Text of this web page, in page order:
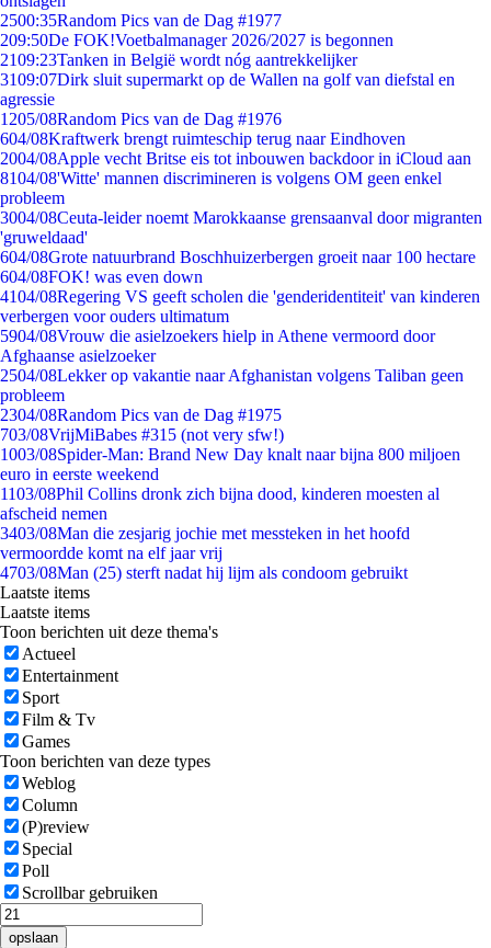
2500:35Random Pics van de Dag #1977
209:50De FOK!Voetbalmanager 2026/2027 is begonnen
2109:23Tanken in België wordt nóg aantrekkelijker
3109:07Dirk sluit supermarkt op de Wallen na golf van diefstal en
agressie
1205/08Random Pics van de Dag #1976
604/08Kraftwerk brengt ruimteschip terug naar Eindhoven
2004/08Apple vecht Britse eis tot inbouwen backdoor in iCloud aan
8104/08'Witte' mannen discrimineren is volgens OM geen enkel
probleem
3004/08Ceuta-leider noemt Marokkaanse grensaanval door migranten
'gruweldaad'
604/08Grote natuurbrand Boschhuizerbergen groeit naar 100 hectare
604/08FOK! was even down
4104/08Regering VS geeft scholen die 'genderidentiteit' van kinderen
verbergen voor ouders ultimatum
5904/08Vrouw die asielzoekers hielp in Athene vermoord door
Afghaanse asielzoeker
2504/08Lekker op vakantie naar Afghanistan volgens Taliban geen
probleem
2304/08Random Pics van de Dag #1975
703/08VrijMiBabes #315 (not very sfw!)
1003/08Spider-Man: Brand New Day knalt naar bijna 800 miljoen
euro in eerste weekend
1103/08Phil Collins dronk zich bijna dood, kinderen moesten al
afscheid nemen
3403/08Man die zesjarig jochie met messteken in het hoofd
vermoordde komt na elf jaar vrij
4703/08Man (25) sterft nadat hij lijm als condoom gebruikt
Laatste items
Laatste items
Toon berichten uit deze thema's
Actueel
Entertainment
Sport
Film & Tv
Games
Toon berichten van deze types
Weblog
Column
(P)review
Special
Poll
Scrollbar gebruiken
opslaan